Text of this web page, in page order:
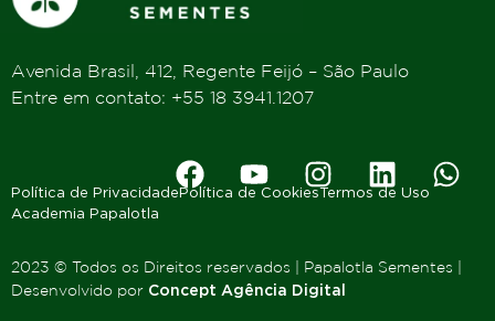
Avenida Brasil, 412, Regente Feijó – São Paulo
Entre em contato: +55 18 3941.1207
Política de PrivacidadePolítica de CookiesTermos de Uso
Academia Papalotla
2023 © Todos os Direitos reservados | Papalotla Sementes |
Desenvolvido por Concept Agência Digital